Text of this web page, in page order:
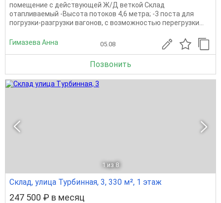
помещение с действующей Ж/Д веткой Склад
отапливаемый -Высота потоков 4,6 метра; -3 поста для
погрузки-разгрузки вагонов, с возможностью перегрузки...
Гимазева Анна 05.08
Позвонить
1 из 8
Склад, улица Турбинная, 3, 330 м², 1 этаж
247 500 ₽ в месяц